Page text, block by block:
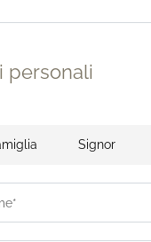
personali
Signor